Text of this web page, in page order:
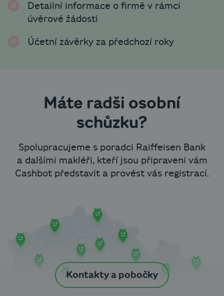
Detailní informace o firmě v rámci
úvěrové žádosti
Účetní závěrky za předchozí roky
Máte radši osobní
schůzku?
Spolupracujeme s poradci Raiffeisen Bank
a dalšími makléři, kteří jsou připraveni vám
Cashbot představit a provést vás registrací.
Kontakty a pobočky